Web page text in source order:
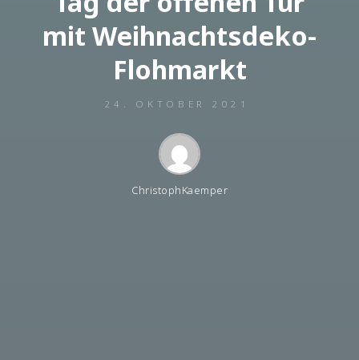
mit Weihnachtsdeko-
Flohmarkt
24. OKTOBER 2021
ChristophKaemper